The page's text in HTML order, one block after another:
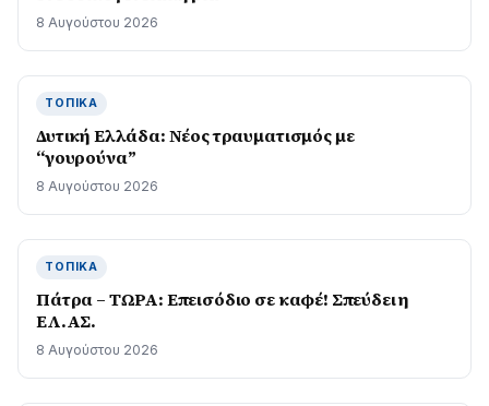
8 Αυγούστου 2026
ΤΟΠΙΚΆ
Δυτική Ελλάδα: Νέος τραυματισμός με
“γουρούνα”
8 Αυγούστου 2026
ΤΟΠΙΚΆ
Πάτρα – ΤΩΡΑ: Επεισόδιο σε καφέ! Σπεύδει η
ΕΛ.ΑΣ.
8 Αυγούστου 2026